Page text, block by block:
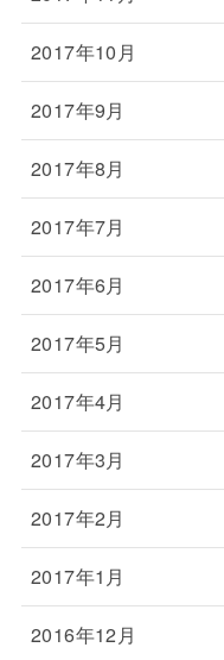
2017年10月
2017年9月
2017年8月
2017年7月
2017年6月
2017年5月
2017年4月
2017年3月
2017年2月
2017年1月
2016年12月